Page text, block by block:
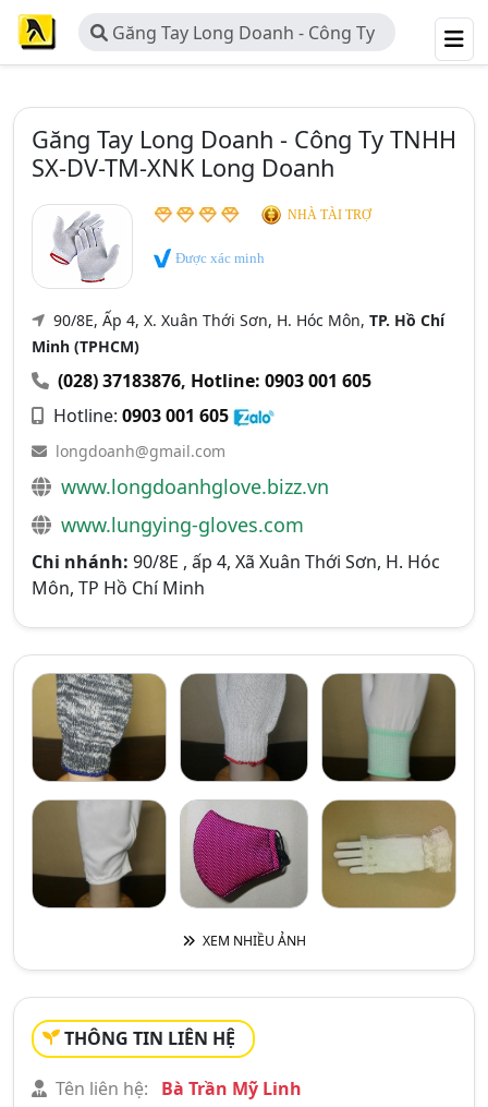
Găng Tay Long Doanh - Công Ty
TNHH SX-DV-TM-XNK Long Doanh
Găng Tay Long Doanh - Công Ty TNHH
SX-DV-TM-XNK Long Doanh
NHÀ TÀI TRỢ
Được xác minh
90/8E, Ấp 4, X. Xuân Thới Sơn, H. Hóc Môn, TP. Hồ Chí
Minh (TPHCM)
(028) 37183876, Hotline: 0903 001 605
Hotline: 0903 001 605
longdoanh@gmail.com
www.longdoanhglove.bizz.vn
www.lungying-gloves.com
Chi nhánh: 90/8E , ấp 4, Xã Xuân Thới Sơn, H. Hóc
Môn, TP Hồ Chí Minh
XEM NHIỀU ẢNH
THÔNG TIN LIÊN HỆ
Tên liên hệ:
Bà Trần Mỹ Linh